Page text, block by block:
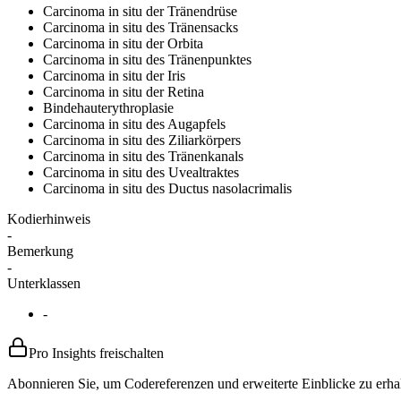
Carcinoma in situ der Tränendrüse
Carcinoma in situ des Tränensacks
Carcinoma in situ der Orbita
Carcinoma in situ des Tränenpunktes
Carcinoma in situ der Iris
Carcinoma in situ der Retina
Bindehauterythroplasie
Carcinoma in situ des Augapfels
Carcinoma in situ des Ziliarkörpers
Carcinoma in situ des Tränenkanals
Carcinoma in situ des Uvealtraktes
Carcinoma in situ des Ductus nasolacrimalis
Kodierhinweis
-
Bemerkung
-
Unterklassen
-
Pro Insights freischalten
Abonnieren Sie, um Codereferenzen und erweiterte Einblicke zu